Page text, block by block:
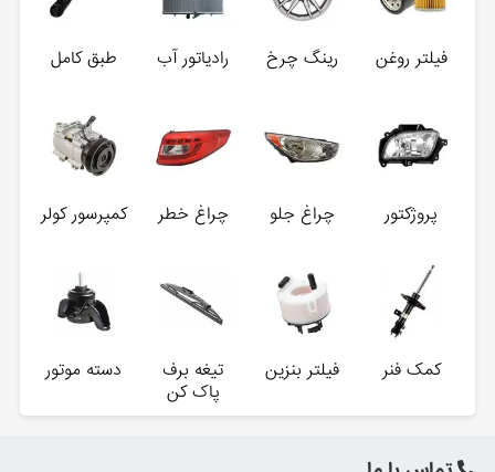
فیلتر روغن رینگ چرخ رادیاتور آب طبق کامل
پروژکتور چراغ جلو چراغ خطر کمپرسور کولر
کمک فنر فیلتر بنزین
تیغه برف
پاک کن
دسته موتور